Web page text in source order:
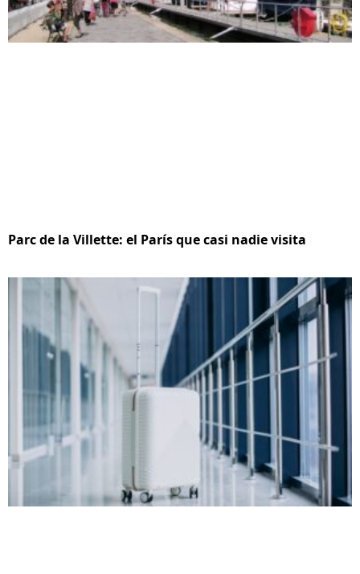
Parc de la Villette: el París que casi nadie visita